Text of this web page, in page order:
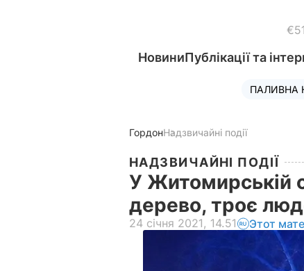
НовиниПублікації та
ПАЛИВНА
ГордонНадзвичайні події
НАДЗВИЧАЙНІ ПОДІЇ
У Житомирській
дерево, троє
24 січня 2021, 14.51 Этот